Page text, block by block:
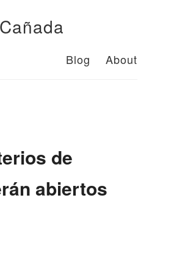
Blog About
de
abiertos